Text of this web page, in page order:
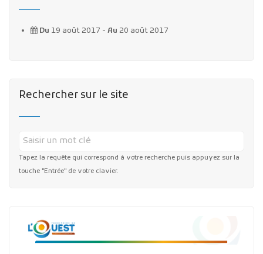
Du 19 août 2017 - Au 20 août 2017
Rechercher sur le site
Tapez la requête qui correspond à votre recherche puis appuyez sur la
touche "Entrée" de votre clavier.